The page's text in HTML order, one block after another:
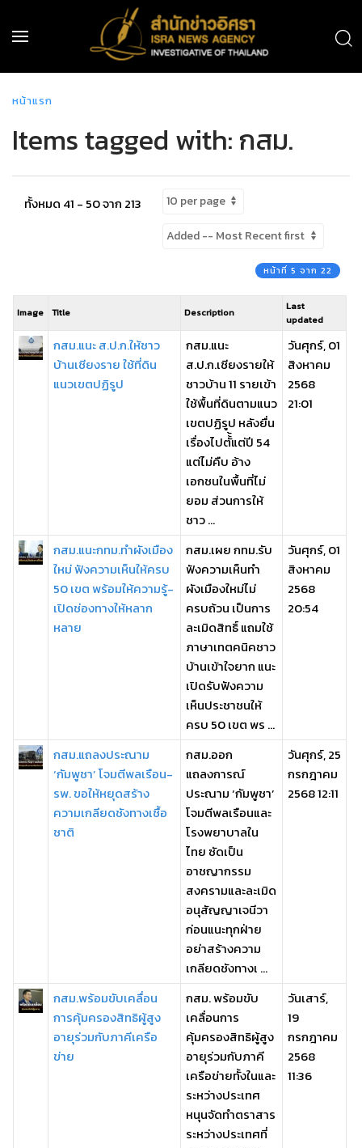
หน้าแรก
Items tagged with: กสม.
ทั้งหมด 41 - 50 จาก 213
หน้าที่ 5 จาก 22
Image Title Description
Last
updated
กสม.แนะ ส.ป.ก.ให้ชาว
บ้านเชียงราย ใช้ที่ดิน
แนวเขตปฏิรูป
กสม.แนะ
ส.ป.ก.เชียงรายให้
ชาวบ้าน 11 รายเข้า
ใช้พื้นที่ดินตามแนว
เขตปฏิรูป หลังยื่น
เรื่องไปตั้้แต่ปี 54
แต่ไม่คืบ อ้าง
เอกชนในพื้นที่ไม่
ยอม ส่วนการให้
ชาว ...
วันศุกร์, 01
สิงหาคม
2568
21:01
กสม.แนะกทม.ทำผังเมือง
ใหม่ ฟังความเห็นให้ครบ
50 เขต พร้อมให้ความรู้-
เปิดช่องทางให้หลาก
หลาย
กสม.เผย กทม.รับ
ฟังความเห็นทำ
ผังเมืองใหม่ไม่
ครบถ้วน เป็นการ
ละเมิดสิทธิ์ แถมใช้
ภาษาเทตคนิคชาว
บ้านเข้าใจยาก แนะ
เปิดรับฟังความ
เห็นประชาชนให้
ครบ 50 เขต พร ...
วันศุกร์, 01
สิงหาคม
2568
20:54
กสม.แถลงประณาม
‘กัมพูชา’ โจมตีพลเรือน-
รพ. ขอให้หยุดสร้าง
ความเกลียดชังทางเชื้อ
ชาติ
กสม.ออก
แถลงการณ์
ประณาม ‘กัมพูชา’
โจมตีพลเรือนและ
โรงพยาบาลใน
ไทย ซัดเป็น
อาชญากรรม
สงครามและละเมิด
อนุสัญญาเจนีวา
ก่อนแนะทุกฝ่าย
อย่าสร้างความ
เกลียดชังทางเ ...
วันศุกร์, 25
กรกฎาคม
2568 12:11
กสม.พร้อมขับเคลื่อน
การคุ้มครองสิทธิผู้สูง
อายุร่วมกับภาคีเครือ
ข่าย
กสม. พร้อมขับ
เคลื่อนการ
คุ้มครองสิทธิผู้สูง
อายุร่วมกับภาคี
เครือข่ายทั้งในและ
ระหว่างประเทศ
หนุนจัดทำตราสาร
ระหว่างประเทศที่
วันเสาร์,
19
กรกฎาคม
2568
11:36